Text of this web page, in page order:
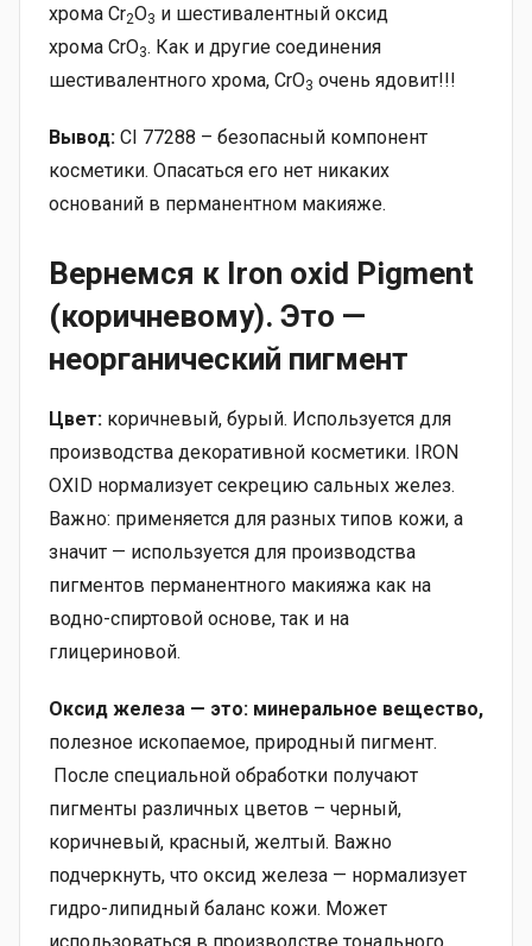
хрома Cr2O3 и шестивалентный оксид
хрома CrO3. Как и другие соединения
шестивалентного хрома, CrO3 очень ядовит!!!
Вывод: CI 77288 – безопасный компонент
косметики. Опасаться его нет никаких
оснований в перманентном макияже.
Вернемся к Iron oxid Pigment
(коричневому). Это —
неорганический пигмент
Цвет: коричневый, бурый. Используется для
производства декоративной косметики. IRON
OXID нормализует секрецию сальных желез.
Важно: применяется для разных типов кожи, а
значит — используется для производства
пигментов перманентного макияжа как на
водно-спиртовой основе, так и на
глицериновой.
Оксид железа — это: минеральное вещество,
полезное ископаемое, природный пигмент.​
После специальной обработки получают
пигменты различных цветов – черный,
коричневый, ‎красный, желтый. Важно
подчеркнуть, что оксид железа — нормализует
гидро-липидный баланс кожи. Может